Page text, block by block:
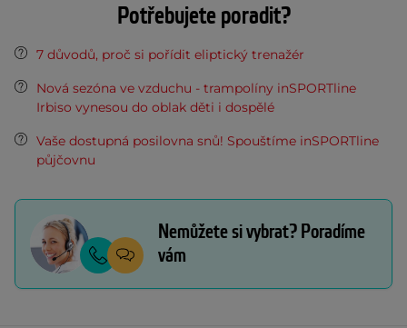
Potřebujete poradit?
7 důvodů, proč si pořídit eliptický trenažér
Nová sezóna ve vzduchu - trampolíny inSPORTline
Irbiso vynesou do oblak děti i dospělé
Vaše dostupná posilovna snů! Spouštíme inSPORTline
půjčovnu
Nemůžete si vybrat? Poradíme
vám